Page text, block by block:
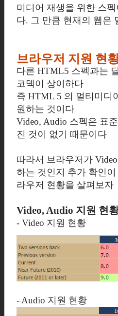
미디어 재생을 위한 스
다. 그 만큼 현재의 웹은
브라우저 지원 현
다른 HTML5 스펙과는
코덱이 상이하다
즉 HTML 5 의 멀티미디
원하는 것이다
Video, Audio 스펙은 표
진 것이 없기 때문이다
따라서 브라우저가
하는 것인지 추가 확인
라우저 현황을 살펴보자
Video, Audio 지원 현
- Video 지원 현황
- Audio 지원 현황